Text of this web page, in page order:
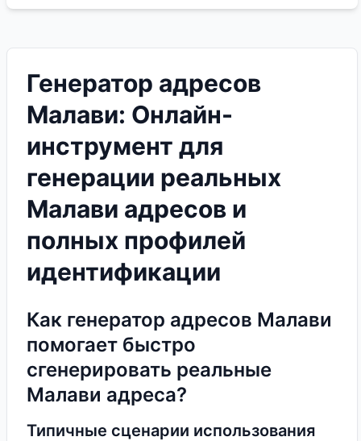
Генератор адресов
Малави: Онлайн-
инструмент для
генерации реальных
Малави адресов и
полных профилей
идентификации
Как генератор адресов Малави
помогает быстро
сгенерировать реальные
Малави адреса?
Типичные сценарии использования